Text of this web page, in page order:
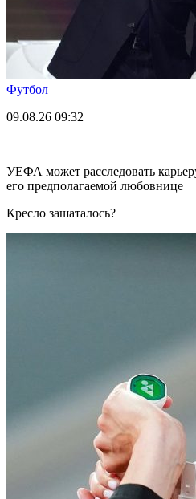
Футбол
09.08.26 09:32
УЕФА может расследовать
его предполагаемой любовнице
Кресло зашаталось?